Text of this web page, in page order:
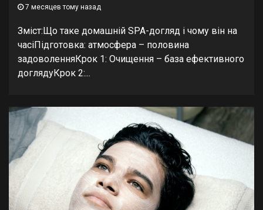
7 месяцев тому назад
Зміст:Що таке домашній SPA-догляд і чому він на
часіПідготовка: атмосфера – половина
задоволенняКрок 1: Очищення – база ефективного
доглядуКрок 2:...